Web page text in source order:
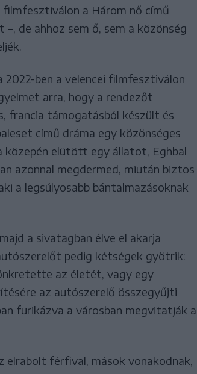
filmfesztiválon a Három nő című
de ahhoz sem ő, sem a közönség
ben a velencei filmfesztiválon
arra, hogy a rendezőt
francia támogatásból készült és
című dráma egy közönséges
közepén elütött egy állatot, Eghbal
azonnal megdermed, miután biztos
a legsúlyosabb bántalmazásoknak
a sivatagban élve el akarja
pedig kétségek gyötrik:
az életét, vagy egy
az autószerelő összegyűjti
furikázva a városban megvitatják a
elrabolt férfival, mások vonakodnak,